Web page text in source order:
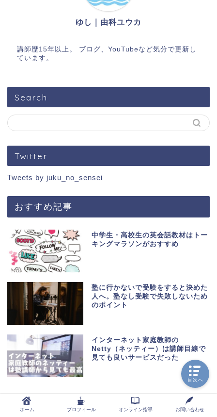
ゆし｜由科ユウカ
講師歴15年以上。 ブログ、YouTubeなど気分で更新し
ています。
Search
Twitter
Tweets by juku_no_sensei
おすすめ記事
中学生・高校生の英会話教材はトー
キングマラソンがおすすめ
塾に行かないで受験をすると決めた
人へ。塾なし受験で失敗しないため
のポイント
インターネット家庭教師の
Netty（ネッティー）は講師目線で
見ても良いサービスだった
最近の投稿
ホーム プロフィール オンライン指導 お問い合わせ
目次へ